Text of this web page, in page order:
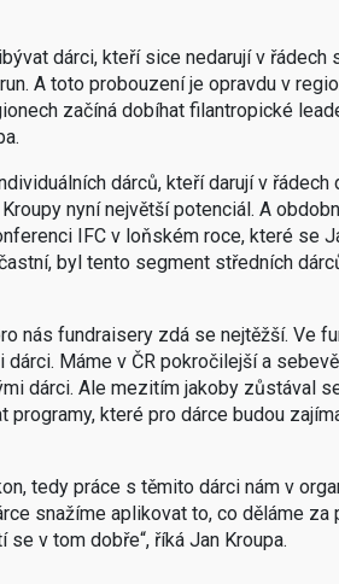
dárci, kteří sice nedarují v řádech
A toto probouzení je opravdu v
začíná dobíhat filantropické
dárců, kteří darují v
nyní největší potenciál. A
IFC v loňském roce, které se
byl tento segment středních
nás fundraisery zdá se nejtěžší. Ve
Máme v ČR pokročilejší a
dárci. Ale mezitím jakoby zůstával
programy, které pro dárce budou
tedy práce s těmito dárci nám v
snažíme aplikovat to, co děláme za
v tom dobře“, říká Jan Kroupa.